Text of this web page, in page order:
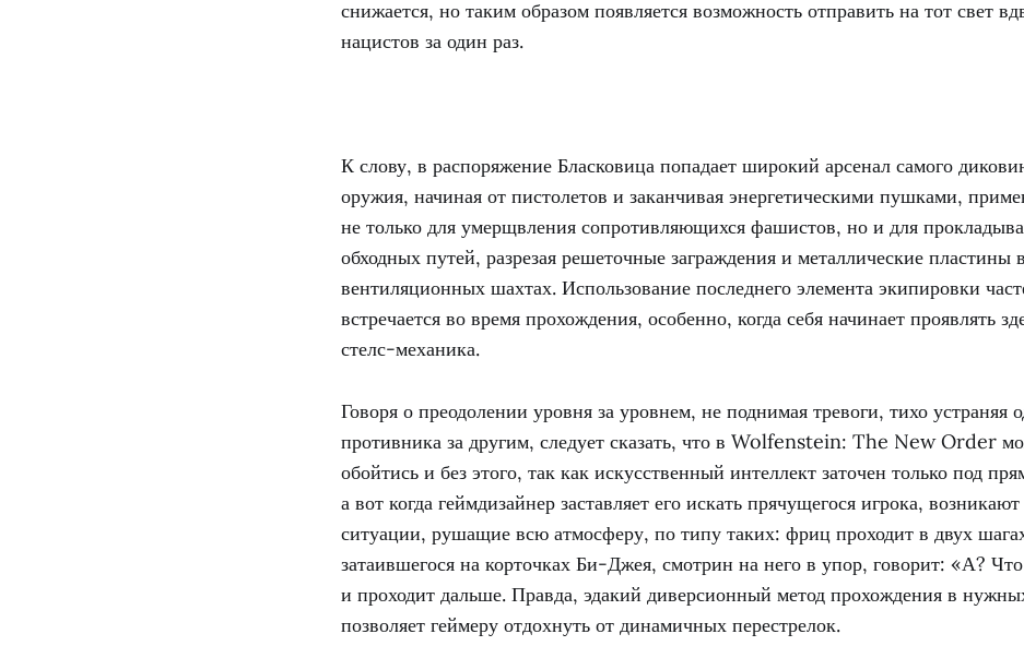
снижается, но таким образом появляется возможность отправить на тот свет
нацистов за один раз.
К слову, в распоряжение Бласковица попадает широкий арсенал самого
оружия, начиная от пистолетов и заканчивая энергетическими пушками,
не только для умерщвления сопротивляющихся фашистов, но и для
обходных путей, разрезая решеточные заграждения и металлические пластины в
вентиляционных шахтах. Использование последнего элемента экипировки
встречается во время прохождения, особенно, когда себя начинает проявлять
стелс-механика.
Говоря о преодолении уровня за уровнем, не поднимая тревоги, тихо устраняя
противника за другим, следует сказать, что в Wolfenstein: The New Order
обойтись и без этого, так как искусственный интеллект заточен только под
а вот когда геймдизайнер заставляет его искать прячущегося игрока,
ситуации, рушащие всю атмосферу, по типу таких: фриц проходит в двух
затаившегося на корточках Би-Джея, смотрин на него в упор, говорит: «А?
и проходит дальше. Правда, эдакий диверсионный метод прохождения в
позволяет геймеру отдохнуть от динамичных перестрелок.